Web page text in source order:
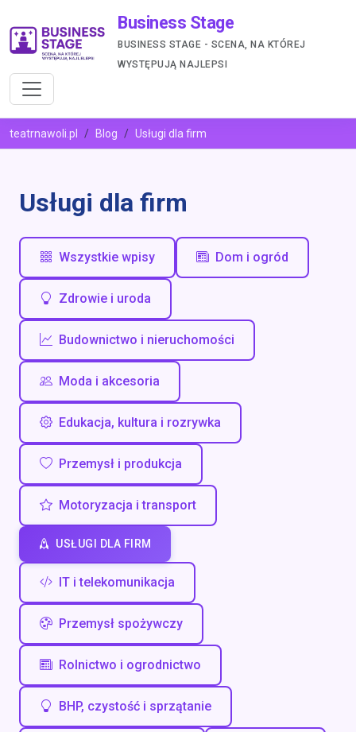
Business Stage
BUSINESS STAGE - SCENA, NA KTÓREJ
WYSTĘPUJĄ NAJLEPSI
teatrnawoli.pl Blog Usługi dla firm
Usługi dla firm
Wszystkie wpisy Dom i ogród
Zdrowie i uroda
Budownictwo i nieruchomości
Moda i akcesoria
Edukacja, kultura i rozrywka
Przemysł i produkcja
Motoryzacja i transport
USŁUGI DLA FIRM
IT i telekomunikacja
Przemysł spożywczy
Rolnictwo i ogrodnictwo
BHP, czystość i sprzątanie